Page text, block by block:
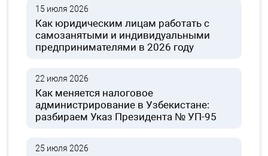
15 июля 2026
Как юридическим лицам работать с
самозанятыми и индивидуальными
предпринимателями в 2026 году
22 июля 2026
Как меняется налоговое
администрирование в Узбекистане:
разбираем Указ Президента № УП-95
25 июля 2026